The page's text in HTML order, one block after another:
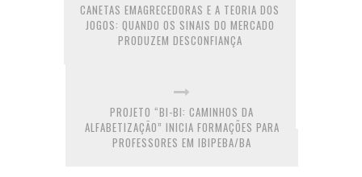
CANETAS EMAGRECEDORAS E A TEORIA DOS
JOGOS: QUANDO OS SINAIS DO MERCADO
PRODUZEM DESCONFIANÇA
PROJETO “BI-BI: CAMINHOS DA
ALFABETIZAÇÃO” INICIA FORMAÇÕES PARA
PROFESSORES EM IBIPEBA/BA